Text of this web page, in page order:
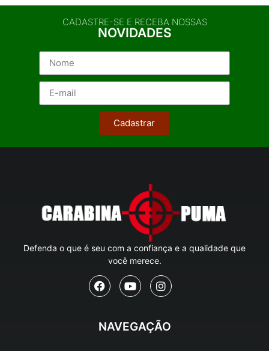
CADASTRE-SE E RECEBA NOSSAS
NOVIDADES
Cadastrar
Defenda o que é seu com a confiança e a qualidade que
você merece.
NAVEGAÇÃO